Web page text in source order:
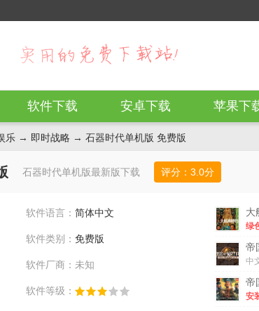
软件下载 安卓下载 苹果下
乐 → 即时战略 → 石器时代单机版 免费版
石器时代单机版最新版下载 评分： 3.0分
软件语言： 简体中文
软件类别： 免费版
软件厂商：未知
软件等级：
大
免
绿
帝
版
中
帝
戏
安